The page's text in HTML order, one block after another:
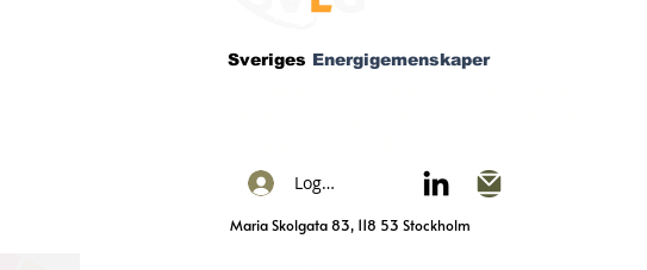
Panel: Frigör potentialen
konkurrenskraftig
Sveriges Energigemenskaper
Logga in
Maria Skolgata 83, 118 53 Stockholm